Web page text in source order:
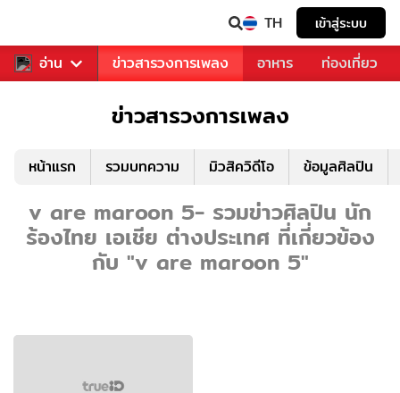
TH เข้าสู่ระบบ
อ่าน
ข่าวบันเทิง ข่าวสารวงการเพลง อาหาร ท่องเที่ยว
ข่าวสารวงการเพลง
หน้าแรก รวมบทความ มิวสิควิดีโอ ข้อมูลศิลปิน
v are maroon 5- รวมข่าวศิลปิน นัก
ร้องไทย เอเชีย ต่างประเทศ ที่เกี่ยวข้อง
กับ "v are maroon 5"